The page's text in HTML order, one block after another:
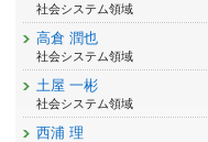
社会システム領域
高倉 潤也
社会システム領域
土屋 一彬
社会システム領域
西浦 理